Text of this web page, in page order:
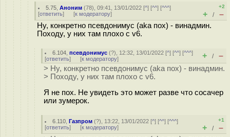
5.75 ,Аноним (78), 09:41, 13/01/2022 [^] [^^] [^^^]
[ответить] [к модератору]
+2
+ / –
Ну, конкретно псевдонимус (aka пох) - винадмин.
Походу, у них там плохо с v6.
6.104 ,псевдонимус (?), 12:32, 13/01/2022 [^] [^^] [^^^]
[ответить] [к модератору] + / –
> Ну, конкретно псевдонимус (aka пох) - винадмин.
> Походу, у них там плохо с v6.
Я не пох. Не увидеть это может разве что сосачер
или зумерок.
6.110 ,Газпром (?), 13:22, 13/01/2022 [^] [^^] [^^^]
[ответить] [к модератору]
+1
+ / –